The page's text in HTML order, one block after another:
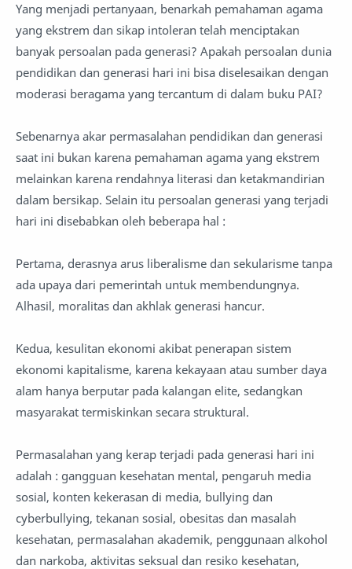
Yang menjadi pertanyaan, benarkah pemahaman agama
yang ekstrem dan sikap intoleran telah menciptakan
banyak persoalan pada generasi? Apakah persoalan dunia
pendidikan dan generasi hari ini bisa diselesaikan dengan
moderasi beragama yang tercantum di dalam buku PAI?
Sebenarnya akar permasalahan pendidikan dan generasi
saat ini bukan karena pemahaman agama yang ekstrem
melainkan karena rendahnya literasi dan ketakmandirian
dalam bersikap. Selain itu persoalan generasi yang terjadi
hari ini disebabkan oleh beberapa hal :
Pertama, derasnya arus liberalisme dan sekularisme tanpa
ada upaya dari pemerintah untuk membendungnya.
Alhasil, moralitas dan akhlak generasi hancur.
Kedua, kesulitan ekonomi akibat penerapan sistem
ekonomi kapitalisme, karena kekayaan atau sumber daya
alam hanya berputar pada kalangan elite, sedangkan
masyarakat termiskinkan secara struktural.
Permasalahan yang kerap terjadi pada generasi hari ini
adalah : gangguan kesehatan mental, pengaruh media
sosial, konten kekerasan di media, bullying dan
cyberbullying, tekanan sosial, obesitas dan masalah
kesehatan, permasalahan akademik, penggunaan alkohol
dan narkoba, aktivitas seksual dan resiko kesehatan,